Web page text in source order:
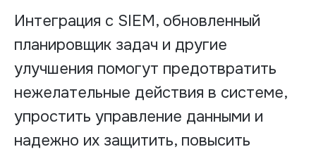
Интеграция с SIEM, обновленный
планировщик задач и другие
улучшения помогут предотвратить
нежелательные действия в системе,
упростить управление данными и
надежно их защитить, повысить